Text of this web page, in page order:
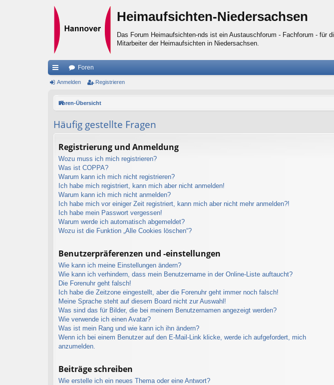
Heimaufsichten-Niedersachsen
Das Forum Heimaufsichten-nds ist ein Austauschforum - Fachforum - für
Mitarbeiter der Heimaufsichten in Niedersachsen.
ch
llz
ug
Foren
Anmelden Registrieren
Foren-Übersicht
Häufig gestellte Fragen
Registrierung und Anmeldung
Wozu muss ich mich registrieren?
Was ist COPPA?
Warum kann ich mich nicht registrieren?
Ich habe mich registriert, kann mich aber nicht anmelden!
Warum kann ich mich nicht anmelden?
Ich habe mich vor einiger Zeit registriert, kann mich aber nicht mehr anmelden?!
Ich habe mein Passwort vergessen!
Warum werde ich automatisch abgemeldet?
Wozu ist die Funktion „Alle Cookies löschen“?
Benutzerpräferenzen und -einstellungen
Wie kann ich meine Einstellungen ändern?
Wie kann ich verhindern, dass mein Benutzername in der Online-Liste auftaucht?
Die Forenuhr geht falsch!
Ich habe die Zeitzone eingestellt, aber die Forenuhr geht immer noch falsch!
Meine Sprache steht auf diesem Board nicht zur Auswahl!
Was sind das für Bilder, die bei meinem Benutzernamen angezeigt werden?
Wie verwende ich einen Avatar?
Was ist mein Rang und wie kann ich ihn ändern?
Wenn ich bei einem Benutzer auf den E-Mail-Link klicke, werde ich aufgefordert, mich
anzumelden.
Beiträge schreiben
Wie erstelle ich ein neues Thema oder eine Antwort?